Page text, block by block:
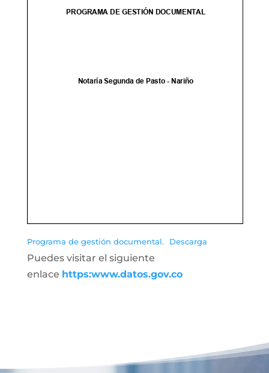
Programa de gestión documental. Descarga
Puedes visitar el siguiente
enlace https:www.datos.gov.co